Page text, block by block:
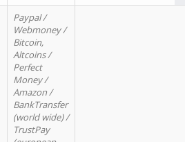
Paypal /
Webmoney /
Bitcoin,
Altcoins /
Perfect
Money /
Amazon /
BankTransfer
(world wide) /
TrustPay